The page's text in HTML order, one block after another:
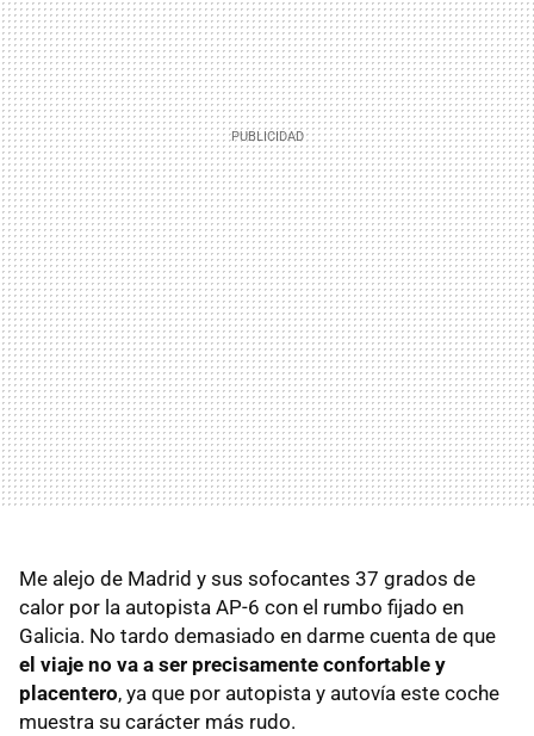
Me alejo de Madrid y sus sofocantes 37 grados de
calor por la autopista AP-6 con el rumbo fijado en
Galicia. No tardo demasiado en darme cuenta de que
el viaje no va a ser precisamente confortable y
placentero, ya que por autopista y autovía este coche
muestra su carácter más rudo.